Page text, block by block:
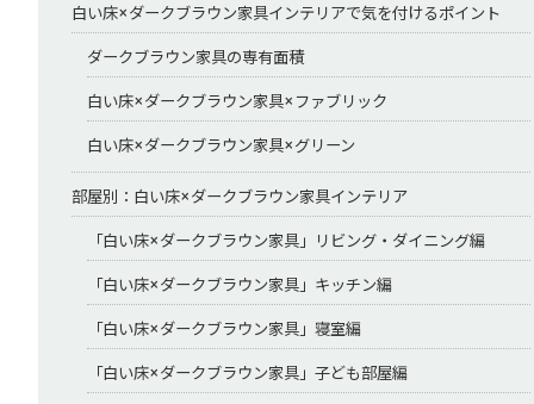
白い床×ダークブラウン家具インテリアで気を付けるポイント
ダークブラウン家具の専有面積
白い床×ダークブラウン家具×ファブリック
白い床×ダークブラウン家具×グリーン
部屋別：白い床×ダークブラウン家具インテリア
「白い床×ダークブラウン家具」リビング・ダイニング編
「白い床×ダークブラウン家具」キッチン編
「白い床×ダークブラウン家具」寝室編
「白い床×ダークブラウン家具」子ども部屋編